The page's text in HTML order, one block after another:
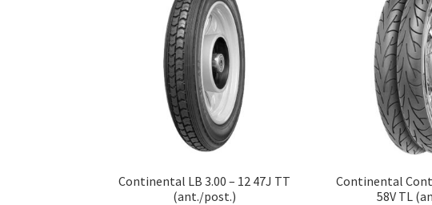
Continental LB 3.00 – 12 47J TT
(ant./post.)
Continental
58V TL